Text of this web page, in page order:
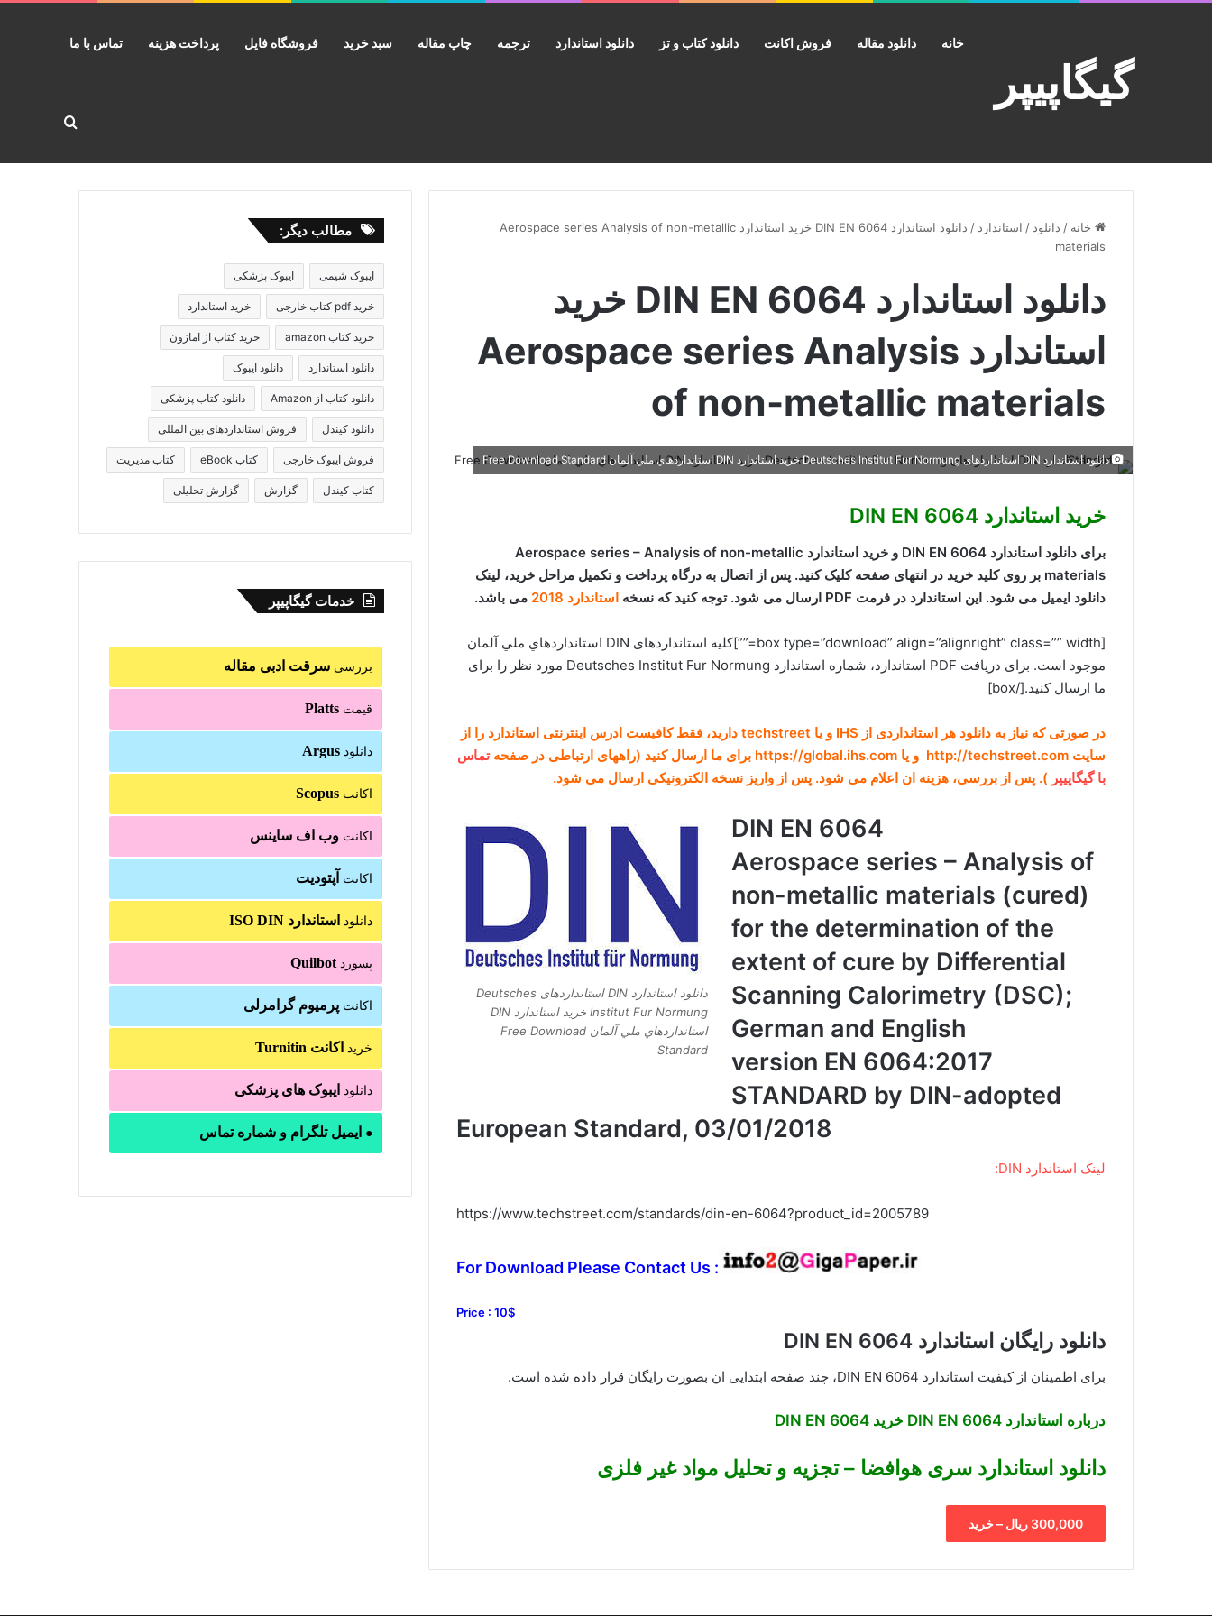
گیگاپیپر
خانه دانلود مقاله فروش اکانت دانلود کتاب و تز دانلود استاندارد ترجمه چاپ مقاله سبد خرید فروشگاه فایل پرداخت هزینه تماس با ما
جستجو
خانه / دانلود / استاندارد /
دانلود استاندارد DIN EN 6064 خرید استاندارد Aerospace series Analysis of non-metallic
materials
دانلود استاندارد DIN EN 6064 خرید
استاندارد Aerospace series Analysis
of non-metallic materials
دانلود استاندارد DIN استانداردهای Deutsches Institut Fur Normung خرید استاندارد DIN استانداردهاي ملي آلمان Free Download Standard
خرید استاندارد DIN EN 6064
برای دانلود استاندارد DIN EN 6064 و خرید استاندارد Aerospace series – Analysis of non-metallic
materials بر روی کلید خرید در انتهای صفحه کلیک کنید. پس از اتصال به درگاه پرداخت و تکمیل مراحل خرید، لینک
دانلود ایمیل می شود. این استاندارد در فرمت PDF ارسال می شود. توجه کنید که نسخه
استاندارد 2018 می باشد.
[box type=”download” align=”alignright” class=”” width=””]کلیه استانداردهای DIN استانداردهاي ملي آلمان
موجود است. برای دریافت PDF استاندارد، شماره استاندارد
Deutsches Institut Fur Normung مورد نظر را برای
ما ارسال کنید.[/box]
در صورتی که نیاز به دانلود هر استانداردی از IHS و یا techstreet دارید، فقط کافیست ادرس اینترنتی استاندارد را از
سایت http://techstreet.com و یا https://global.ihs.com برای ما ارسال کنید (راههای ارتباطی در صفحه
تماس
با گیگاپیپر ). پس از بررسی، هزینه ان اعلام می شود. پس از واریز نسخه الکترونیکی ارسال می شود.
دانلود استاندارد DIN استانداردهای Deutsches
Institut Fur Normung خرید استاندارد DIN
استانداردهاي ملي آلمان Free Download
Standard
DIN EN 6064
Aerospace series – Analysis of
non-metallic materials (cured)
for the determination of the
extent of cure by Differential
Scanning Calorimetry (DSC);
German and English
version EN 6064:2017
STANDARD by DIN-adopted
European Standard, 03/01/2018
لینک استاندارد DIN:
https://www.techstreet.com/standards/din-en-6064?product_id=2005789
For Download Please Contact Us :
Price : 10$
دانلود رایگان استاندارد DIN EN 6064
برای اطمینان از کیفیت استاندارد DIN EN 6064، چند صفحه ابتدایی ان بصورت رایگان قرار داده شده است.
درباره استاندارد DIN EN 6064 خرید DIN EN 6064
دانلود استاندارد سری هوافضا – تجزیه و تحلیل مواد غیر فلزی
300,000 ریال – خرید
مطالب دیگر:
ایبوک شیمی ایبوک پزشکی
خرید pdf کتاب خارجی خرید استاندارد
خرید کتاب amazon خرید کتاب از امازون
دانلود استاندارد دانلود ایبوک
دانلود کتاب از Amazon دانلود کتاب پزشکی
دانلود کیندل فروش استانداردهای بین المللی
فروش ایبوک خارجی کتاب eBook کتاب مدیریت
کتاب کیندل گزارش گزارش تحلیلی
خدمات گیگاپیپر
بررسیسرقت ادبی مقاله
قیمتPlatts
دانلودArgus
اکانتScopus
اکانتوب اف ساینس
اکانت آپتودیت
دانلود استاندارد ISO DIN
پسوردQuilbot
اکانتپرمیوم گرامرلی
خرید اکانت Turnitin
دانلود ایبوک های پزشکی
● ایمیل تلگرام و شماره تماس